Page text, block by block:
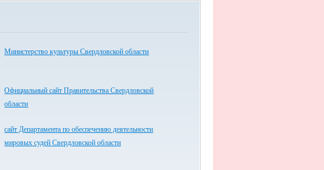
Министерство культуры Свердловской области
Официальный сайт Правительства Свердловской
области
сайт Департамента по обеспечению деятельности
мировых судей Свердловской области